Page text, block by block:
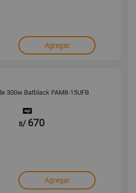
Agregar
300w Batblack PAM8-15UFB
s/ 670
Agregar